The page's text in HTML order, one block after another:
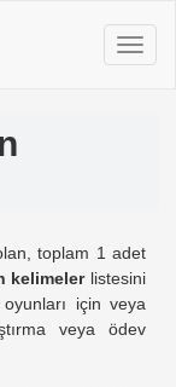
toplam 1 adet
kelimelerlistesini
için veya
veya ödev